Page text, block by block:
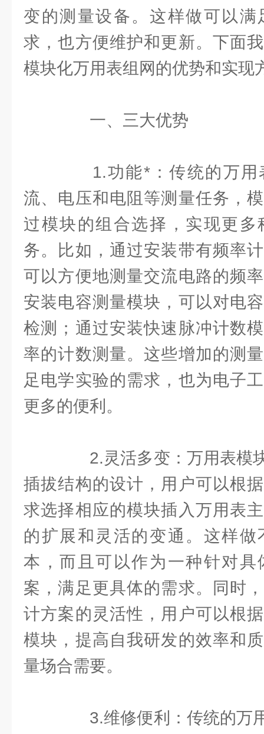
变的测量设备。这样做可以满
求，也方便维护和更新。下面
模块化万用表组网的优势和实现
一、三大优势
1.功能*：传统的万用
流、电压和电阻等测量任务，
过模块的组合选择，实现更多
务。比如，通过安装带有频率
可以方便地测量交流电路的频
安装电容测量模块，可以对电
检测；通过安装快速脉冲计数
率的计数测量。这些增加的测
足电学实验的需求，也为电子
更多的便利。
2.灵活多变：万用表模
插拔结构的设计，用户可以根
求选择相应的模块插入万用表
的扩展和灵活的变通。这样
本，而且可以作为一种针对具
案，满足更具体的需求。同时
计方案的灵活性，用户可以根
模块，提高自我研发的效率和
量场合需要。
3.维修便利：传统的万